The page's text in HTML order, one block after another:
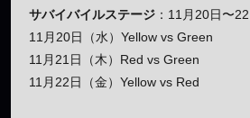
サバイバイルステージ ：11月20日〜
11月20日（水）Yellow vs Green
11月21日（木）Red vs Green
11月22日（金）Yellow vs Red